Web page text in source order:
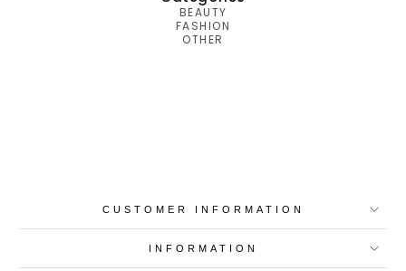
BEAUTY
FASHION
OTHER
CUSTOMER INFORMATION
INFORMATION